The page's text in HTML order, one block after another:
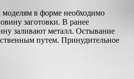
в форме необходимо
заготовки. В ранее
заливают металл. Остывание
путем. Принудительное